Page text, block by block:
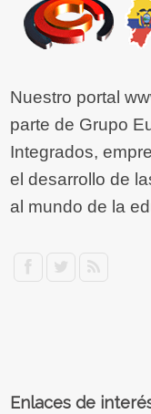
Nuestro portal
parte de Grupo
Integrados,
el desarrollo de
al mundo de la
Enlaces de